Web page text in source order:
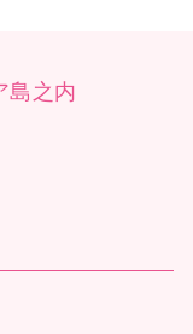
島之内